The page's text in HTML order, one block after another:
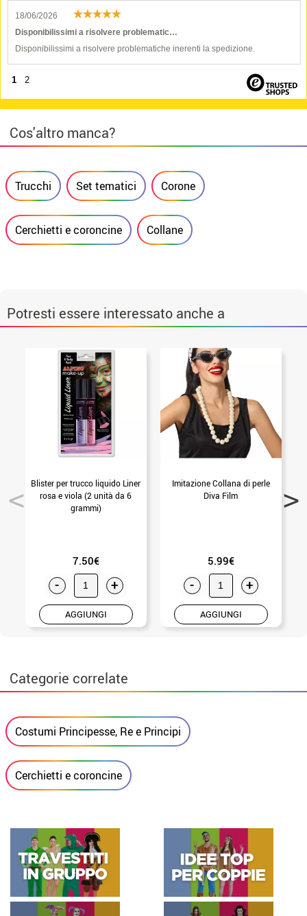
18/06/2026
Disponibilissimi a risolvere problematic…
Disponibilissimi a risolvere problematiche inerenti la spedizione.
1 2
Cos'altro manca?
Trucchi Set tematici Corone
Cerchietti e coroncine Collane
Potresti essere interessato anche a
Blister per trucco liquido Liner
rosa e viola (2 unità da 6
grammi)
7.50€
- +
AGGIUNGI
Imitazione Collana di perle
Diva Film
5.99€
- +
AGGIUNGI
Categorie correlate
Costumi Principesse, Re e Principi
Cerchietti e coroncine